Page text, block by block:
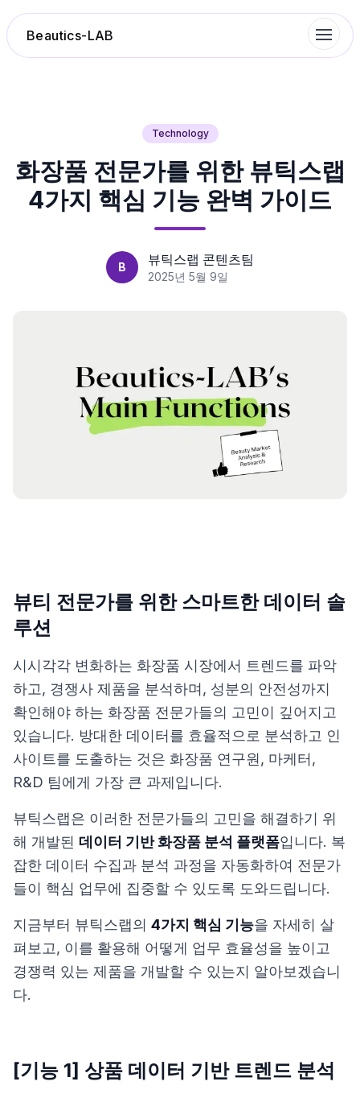
Beautics-LAB
성분분석
나의 스킨케어
제품비교
Technology
화장품 전문가를 위한 뷰틱스랩
4가지 핵심 기능 완벽 가이드
B 뷰틱스랩 콘텐츠팀
2025년 5월 9일
뷰티 전문가를 위한 스마트한 데이터 솔
루션
시시각각 변화하는 화장품 시장에서 트렌드를 파악
하고, 경쟁사 제품을 분석하며, 성분의 안전성까지
확인해야 하는 화장품 전문가들의 고민이 깊어지고
있습니다. 방대한 데이터를 효율적으로 분석하고 인
사이트를 도출하는 것은 화장품 연구원, 마케터,
R&D 팀에게 가장 큰 과제입니다.
뷰틱스랩은 이러한 전문가들의 고민을 해결하기 위
해 개발된 데이터 기반 화장품 분석 플랫폼입니다. 복
잡한 데이터 수집과 분석 과정을 자동화하여 전문가
들이 핵심 업무에 집중할 수 있도록 도와드립니다.
지금부터 뷰틱스랩의 4가지 핵심 기능을 자세히 살
펴보고, 이를 활용해 어떻게 업무 효율성을 높이고
경쟁력 있는 제품을 개발할 수 있는지 알아보겠습니
다.
[기능 1] 상품 데이터 기반 트렌드 분석